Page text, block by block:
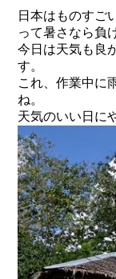
日本はものすご
って暑さなら負
今日は天気も良
す。
これ、作業中に
ね。
天気のいい日に